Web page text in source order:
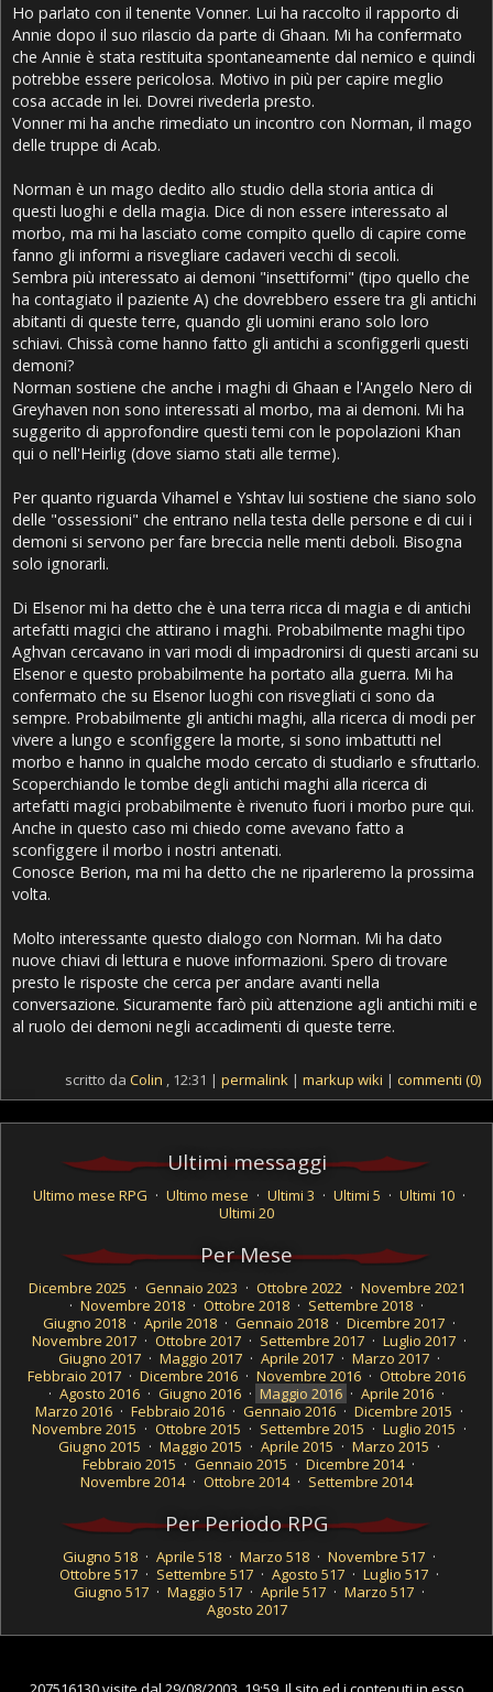
Ho parlato con il tenente Vonner. Lui ha raccolto il rapporto di
Annie dopo il suo rilascio da parte di Ghaan. Mi ha confermato
che Annie è stata restituita spontaneamente dal nemico e quindi
potrebbe essere pericolosa. Motivo in più per capire meglio
cosa accade in lei. Dovrei rivederla presto.
Vonner mi ha anche rimediato un incontro con Norman, il mago
delle truppe di Acab.
Norman è un mago dedito allo studio della storia antica di
questi luoghi e della magia. Dice di non essere interessato al
morbo, ma mi ha lasciato come compito quello di capire come
fanno gli informi a risvegliare cadaveri vecchi di secoli.
Sembra più interessato ai demoni "insettiformi" (tipo quello che
ha contagiato il paziente A) che dovrebbero essere tra gli antichi
abitanti di queste terre, quando gli uomini erano solo loro
schiavi. Chissà come hanno fatto gli antichi a sconfiggerli questi
demoni?
Norman sostiene che anche i maghi di Ghaan e l'Angelo Nero di
Greyhaven non sono interessati al morbo, ma ai demoni. Mi ha
suggerito di approfondire questi temi con le popolazioni Khan
qui o nell'Heirlig (dove siamo stati alle terme).
Per quanto riguarda Vihamel e Yshtav lui sostiene che siano solo
delle "ossessioni" che entrano nella testa delle persone e di cui i
demoni si servono per fare breccia nelle menti deboli. Bisogna
solo ignorarli.
Di Elsenor mi ha detto che è una terra ricca di magia e di antichi
artefatti magici che attirano i maghi. Probabilmente maghi tipo
Aghvan cercavano in vari modi di impadronirsi di questi arcani su
Elsenor e questo probabilmente ha portato alla guerra. Mi ha
confermato che su Elsenor luoghi con risvegliati ci sono da
sempre. Probabilmente gli antichi maghi, alla ricerca di modi per
vivere a lungo e sconfiggere la morte, si sono imbattutti nel
morbo e hanno in qualche modo cercato di studiarlo e sfruttarlo.
Scoperchiando le tombe degli antichi maghi alla ricerca di
artefatti magici probabilmente è rivenuto fuori i morbo pure qui.
Anche in questo caso mi chiedo come avevano fatto a
sconfiggere il morbo i nostri antenati.
Conosce Berion, ma mi ha detto che ne riparleremo la prossima
volta.
Molto interessante questo dialogo con Norman. Mi ha dato
nuove chiavi di lettura e nuove informazioni. Spero di trovare
presto le risposte che cerca per andare avanti nella
conversazione. Sicuramente farò più attenzione agli antichi miti e
al ruolo dei demoni negli accadimenti di queste terre.
scritto da Colin , 12:31 | permalink | markup wiki | commenti (0)
Ultimi messaggi
Ultimo mese RPG · Ultimo mese · Ultimi 3 · Ultimi 5 · Ultimi 10 ·
Ultimi 20
Per Mese
Dicembre 2025 · Gennaio 2023 · Ottobre 2022 · Novembre 2021
· Novembre 2018 · Ottobre 2018 · Settembre 2018 ·
Giugno 2018 · Aprile 2018 · Gennaio 2018 · Dicembre 2017 ·
Novembre 2017 · Ottobre 2017 · Settembre 2017 · Luglio 2017 ·
Giugno 2017 · Maggio 2017 · Aprile 2017 · Marzo 2017 ·
Febbraio 2017 · Dicembre 2016 · Novembre 2016 · Ottobre 2016
· Agosto 2016 · Giugno 2016 · Maggio 2016 · Aprile 2016 ·
Marzo 2016 · Febbraio 2016 · Gennaio 2016 · Dicembre 2015 ·
Novembre 2015 · Ottobre 2015 · Settembre 2015 · Luglio 2015 ·
Giugno 2015 · Maggio 2015 · Aprile 2015 · Marzo 2015 ·
Febbraio 2015 · Gennaio 2015 · Dicembre 2014 ·
Novembre 2014 · Ottobre 2014 · Settembre 2014
Per Periodo RPG
Giugno 518 · Aprile 518 · Marzo 518 · Novembre 517 ·
Ottobre 517 · Settembre 517 · Agosto 517 · Luglio 517 ·
Giugno 517 · Maggio 517 · Aprile 517 · Marzo 517 ·
Agosto 2017